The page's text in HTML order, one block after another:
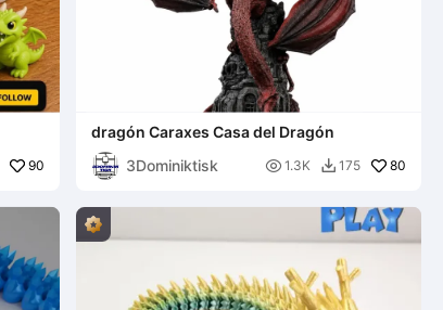
90
dragón Caraxes Casa del Dragón
3Dominiktisk
 1.3K  175 80